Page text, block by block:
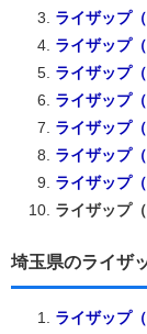
ライザップ
ライザップ
ライザップ
ライザップ
ライザップ
ライザップ
ライザップ
ライザップ
埼玉県のライザ
ライザップ